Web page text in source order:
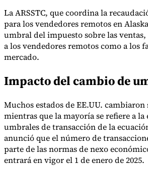
Herramientas
Calculadora de VATCalculadora de GST
sobre las ventas
La ARSSTC, que coordina la
para los vendedores remotos en
umbral del impuesto sobre las
a los vendedores remotos como a los
mercado.
Impacto del cambio de
Muchos estados de EE.UU.
mientras que la mayoría se refiere a
umbrales de transacción de la
anunció que el número de
parte de las normas de nexo
entrará en vigor el 1 de enero de 2025.